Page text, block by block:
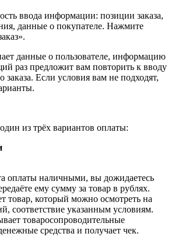
ввода информации: позиции заказа,
данные о покупателе. Нажмите
данные о пользователе, информацию
раз предложит вам повторить к вводу
Если условия вам не подходят,
из трёх вариантов оплаты:
оплаты наличными, вы дожидаетесь
ему сумму за товар в рублях.
товар, который можно осмотреть на
соответствие указанным условиям.
товаросопроводительные
средства и получает чек.